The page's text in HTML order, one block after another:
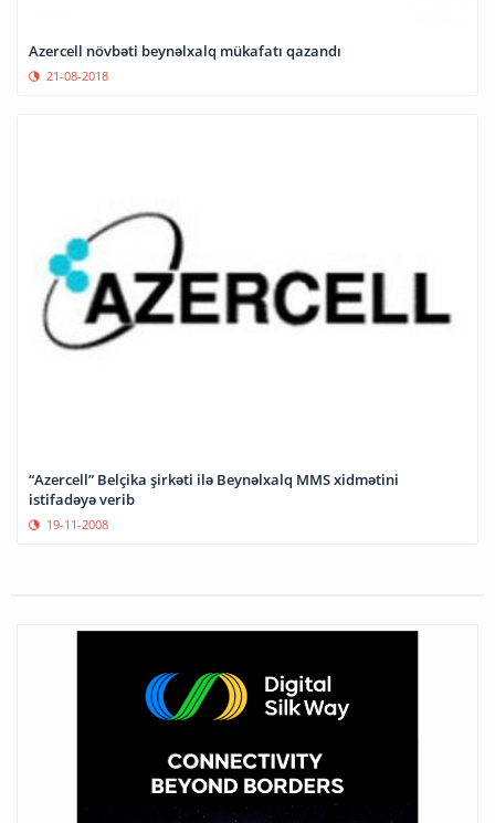
Azercell növbəti beynəlxalq mükafatı qazandı
21-08-2018
“Azercell” Belçika şirkəti ilə Beynəlxalq MMS xidmətini
istifadəyə verib
19-11-2008